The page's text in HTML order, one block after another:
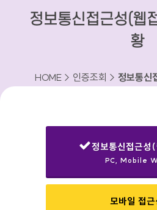
정보통신접근성(웹
황
HOME > 인증조회 > 정보통신
정보통신접근성
PC, Mobile
모바일 접근